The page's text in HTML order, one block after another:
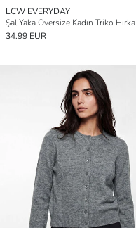
LCW EVERYDAY
Şal Yaka Oversize Kadın Triko Hırka
34.99 EUR